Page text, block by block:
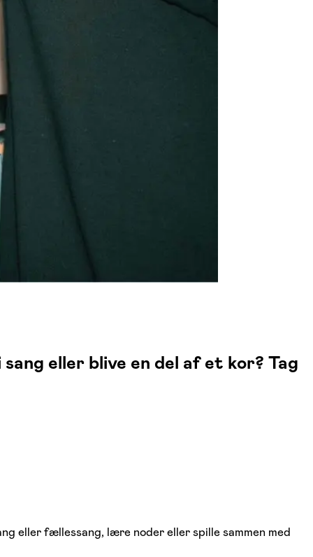
eller blive en del af et kor? Tag
eller fællessang, lære noder eller spille sammen med